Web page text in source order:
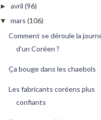
► avril (96)
▼ mars (106)
Comment se déroule la
d’un Coréen ?
Ça bouge dans les chaebols
Les fabricants coréens plus
confiants